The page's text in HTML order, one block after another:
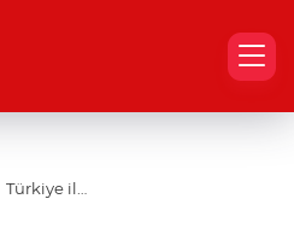
Türkiye ile